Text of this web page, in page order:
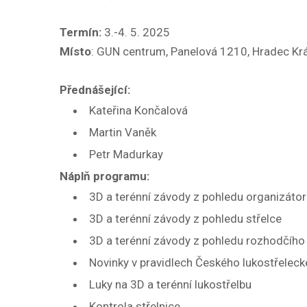
Termín: 3.-4. 5. 2025
Místo: GUN centrum, Panelová 1210, Hradec
Přednášející:
Kateřina Končalová
Martin Vaněk
Petr Madurkay
Náplň programu:
3D a terénní závody z pohledu
3D a terénní závody z pohledu střelce
3D a terénní závody z pohledu rozhodčího
Novinky v pravidlech Českého
Luky na 3D a terénní lukostřelbu